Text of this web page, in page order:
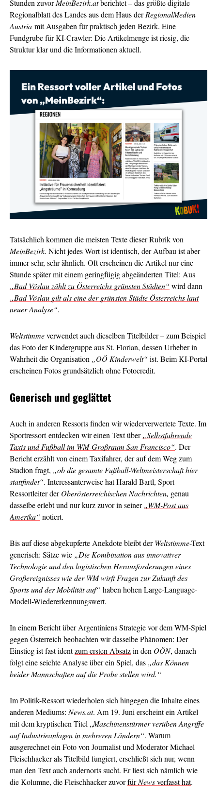
Stunden zuvorMeinBezirk.atberichtet – das größte digitale
Regionalblatt des Landes aus dem Haus derRegionalMedien
Austria mit Ausgaben für praktisch jeden Bezirk. Eine
Fundgrube für KI-Crawler: Die Artikelmenge ist riesig, die
Struktur klar und die Informationen aktuell.
Tatsächlich kommen die meisten Texte dieser Rubrik von
MeinBezirk. Nicht jedes Wort ist identisch, der Aufbau ist aber
immer sehr, sehr ähnlich. Oft erscheinen die Artikel nur eine
Stunde später mit einem geringfügig abgeänderten Titel: Aus
„Bad Vöslau zählt zu Österreichs grünsten Städten“ wird dann
„Bad Vöslau gilt als eine der grünsten Städte Österreichs laut
neuer Analyse“.
Weltstimmeverwendet auch dieselben Titelbilder – zum Beispiel
das Foto der Kindergruppe aus St. Florian, dessen Urheber in
Wahrheit die Organisation „OÖ Kinderwelt“ ist. Beim KI-Portal
erscheinen Fotos grundsätzlich ohne Fotocredit.
Generisch und geglättet
Auch in anderen Ressorts finden wir wiederverwertete Texte. Im
Sportressort entdecken wir einen Text über„Selbstfahrende
Taxis und Fußball im WM-Großraum San Francisco“. Der
Bericht erzählt von einem Taxifahrer, der auf dem Weg zum
Stadion fragt, „ob die gesamte Fußball-Weltmeisterschaft hier
stattfindet“. Interessanterweise hat Harald Bartl, Sport-
Ressortleiter derOberösterreichischen Nachrichten, genau
dasselbe erlebt und nur kurz zuvor in seiner„WM-Post aus
Amerika“ notiert.
Bis auf diese abgekupferte Anekdote bleibt derWeltstimme-Text
generisch: Sätze wie „Die Kombination aus innovativer
Technologie und den logistischen Herausforderungen eines
Großereignisses wie der WM wirft Fragen zur Zukunft des
Sports und der Mobilität auf“ haben hohen Large-Language-
Modell-Wiedererkennungswert.
In einem Bericht über Argentiniens Strategie vor dem WM-Spiel
gegen Österreich beobachten wir dasselbe Phänomen: Der
Einstieg ist fast identzum ersten Absatzin den OÖN, danach
folgt eine seichte Analyse über ein Spiel, das „das Können
beider Mannschaften auf die Probe stellen wird.“
Im Politik-Ressort wiederholen sich hingegen die Inhalte eines
anderen Mediums: News.at. Am 19. Juni erscheint ein Artikel
mit dem kryptischen Titel „Maschinenstürmer verüben Angriffe
auf Industrieanlagen in mehreren Ländern“. Warum
ausgerechnet ein Foto von Journalist und Moderator Michael
Fleischhacker als Titelbild fungiert, erschließt sich nur, wenn
man den Text auch andernorts sucht. Er liest sich nämlich wie
die Kolumne, die Fleischhacker zuvorfürNewsverfasst hat.